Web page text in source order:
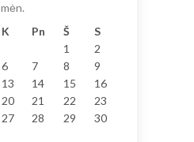
K Pn Š
S
1
2
6 7 8
9
13 14 15
16
20 21 22
23
27 28 29
30